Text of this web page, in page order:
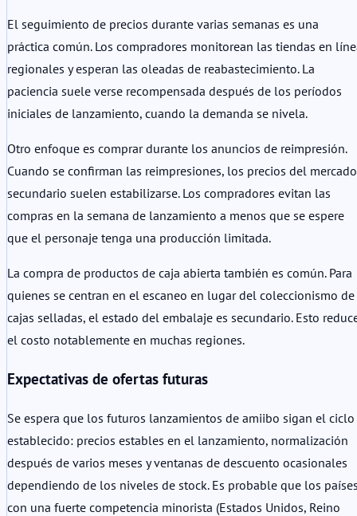
El seguimiento de precios durante varias semanas es una
práctica común. Los compradores monitorean las tiendas en
regionales y esperan las oleadas de reabastecimiento. La
paciencia suele verse recompensada después de los períodos
iniciales de lanzamiento, cuando la demanda se nivela.
Otro enfoque es comprar durante los anuncios de reimpresión.
Cuando se confirman las reimpresiones, los precios del mercado
secundario suelen estabilizarse. Los compradores evitan las
compras en la semana de lanzamiento a menos que se espere
que el personaje tenga una producción limitada.
La compra de productos de caja abierta también es común. Para
quienes se centran en el escaneo en lugar del coleccionismo de
cajas selladas, el estado del embalaje es secundario. Esto
el costo notablemente en muchas regiones.
Expectativas de ofertas futuras
Se espera que los futuros lanzamientos de amiibo sigan el ciclo
establecido: precios estables en el lanzamiento, normalización
después de varios meses y ventanas de descuento ocasionales
dependiendo de los niveles de stock. Es probable que los
con una fuerte competencia minorista (Estados Unidos, Reino